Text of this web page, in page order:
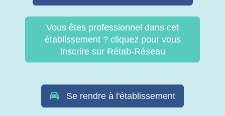
Vous êtes professionnel dans cet
établissement ? cliquez pour vous
inscrire sur Rétab-Réseau
Se rendre à l'établissement